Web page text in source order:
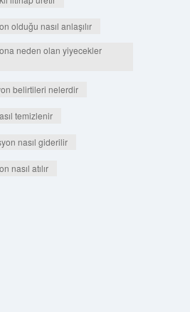
olduğu nasıl anlaşılır
neden olan yiyecekler
belirtileri nelerdir
temizlenir
nasıl giderilir
nasıl atılır